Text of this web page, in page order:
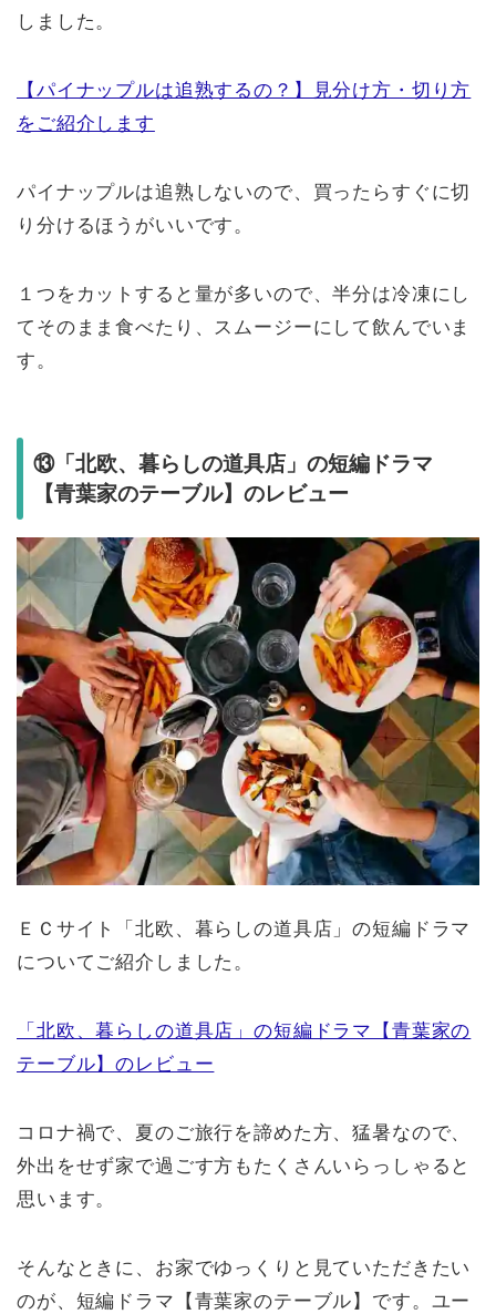
しました。
【パイナップルは追熟するの？】見分け方・切り方
をご紹介します
パイナップルは追熟しないので、買ったらすぐに切
り分けるほうがいいです。
１つをカットすると量が多いので、半分は冷凍にし
てそのまま食べたり、スムージーにして飲んでいま
す。
⑬「北欧、暮らしの道具店」の短編ドラマ
【青葉家のテーブル】のレビュー
ＥＣサイト「北欧、暮らしの道具店」の短編ドラマ
についてご紹介しました。
「北欧、暮らしの道具店」の短編ドラマ【青葉家の
テーブル】のレビュー
コロナ禍で、夏のご旅行を諦めた方、猛暑なので、
外出をせず家で過ごす方もたくさんいらっしゃると
思います。
そんなときに、お家でゆっくりと見ていただきたい
のが、短編ドラマ【青葉家のテーブル】です。ユー